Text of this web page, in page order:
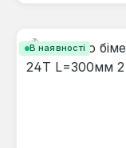
В наявності